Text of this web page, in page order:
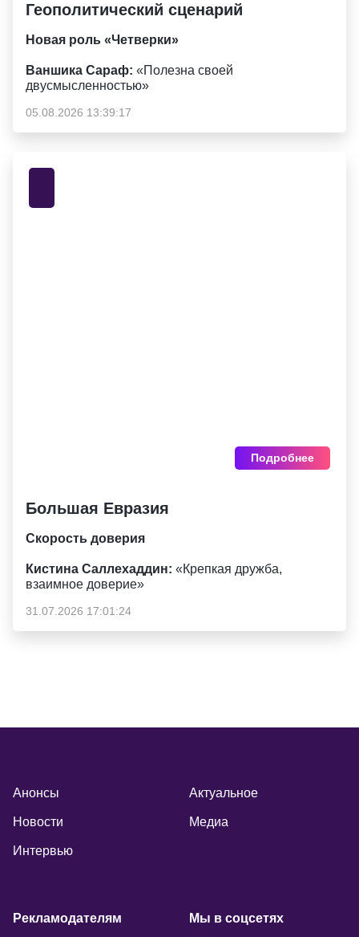
Геополитический сценарий
Новая роль «Четверки»
Ваншика Сараф: «Полезна своей
двусмысленностью»
05.08.2026 13:39:17
Подробнее
Большая Евразия
Скорость доверия
Кистина Саллехаддин: «Крепкая дружба,
взаимное доверие»
31.07.2026 17:01:24
Анонсы
Новости
Интервью
Актуальное
Медиа
Рекламодателям Мы в соцсетях